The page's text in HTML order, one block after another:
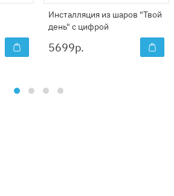
Инсталляция из шаров "Твой
день" с цифрой
5699р.